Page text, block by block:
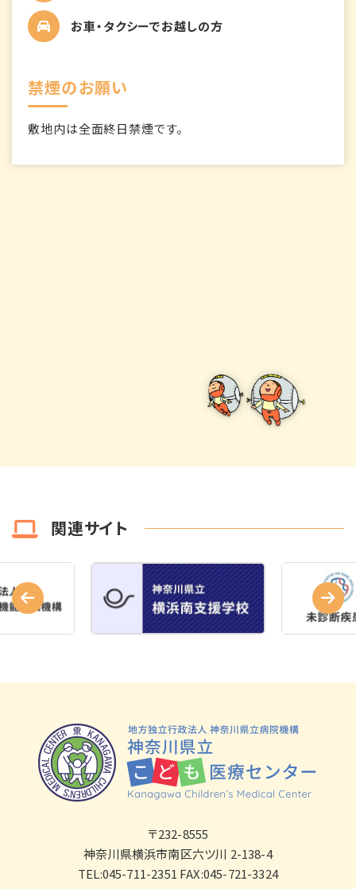
お車・タクシーでお越しの方
禁煙のお願い
敷地内は全面終日禁煙です。
関連サイト
〒232-8555
神奈川県横浜市南区六ツ川 2-138-4
TEL:045-711-2351 FAX:045-721-3324